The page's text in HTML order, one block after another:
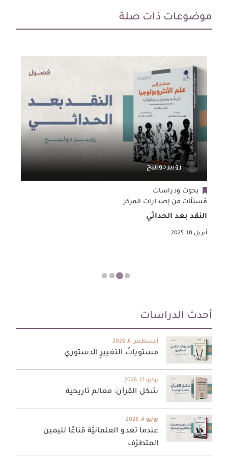
موضوعات ذات صلة
روبير دولييج
بحوث ودراسات
مُستلّات من إصدارات المركز
النقد بعد الحداثي
أبريل 10, 2025
أحدث الدراسات
أغسطس 6, 2026
مستوياتُ التغييرِ الدستوري
يوليو 17, 2026
شكل القرآن: معالم تاريخية
يوليو 4, 2026
عندما تغدو العلمانيَّة قناعًا لليمين
المتطرّف